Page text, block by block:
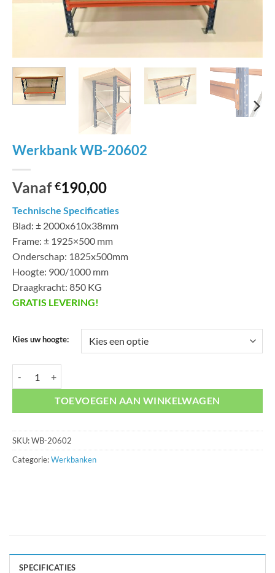
Werkbank WB-20602
Vanaf€190,00
Technische Specificaties
Blad: ± 2000x610x38mm
Frame: ± 1925×500 mm
Onderschap: 1825x500mm
Hoogte: 900/1000 mm
Draagkracht: 850 KG
GRATIS LEVERING!
Kies uw hoogte:
TOEVOEGEN AAN WINKELWAGEN
SKU:WB-20602
Categorie:Werkbanken
SPECIFICATIES